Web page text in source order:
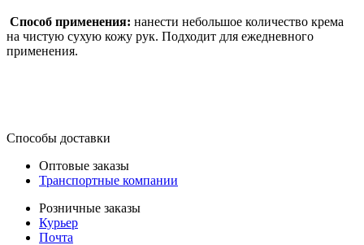
Способ применения: нанести небольшое количество крема
на чистую сухую кожу рук. Подходит для ежедневного
применения.
Способы доставки
Оптовые заказы
Транспортные компании
Розничные заказы
Курьер
Почта